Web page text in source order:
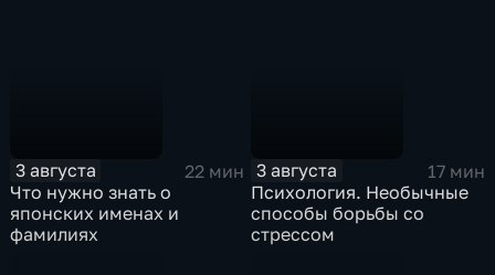
3 августа
22 мин
Что нужно знать о
японских именах и
фамилиях
3 августа
17 мин
Психология. Необычные
способы борьбы со
стрессом